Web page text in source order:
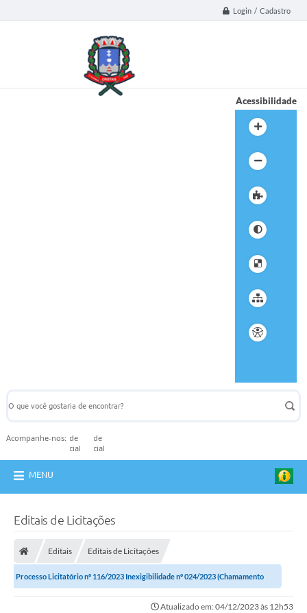
Login / Cadastro
Acessibilidade
Acompanhe-nos:
MENU
Editais de Licitações
Editais Editais de Licitações
Processo Licitatório nº 116/2023 Inexigibilidade nº 024/2023 (Chamamento
Atualizado em: 04/12/2023 às 12h53